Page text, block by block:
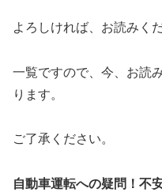
よろしければ、お読みく
一覧ですので、今、お読
ります。
ご了承ください。
自動車運転への疑問！不